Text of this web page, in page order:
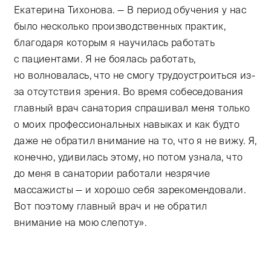
Екатерина Тихонова. — В период обучения у нас
было несколько производственных практик,
благодаря которым я научилась работать
с пациентами. Я не боялась работать,
но волновалась, что не смогу трудоустроиться из-
за отсутствия зрения. Во время собеседования
главный врач санатория спрашивал меня только
о моих профессиональных навыках и как будто
даже не обратил внимание на то, что я не вижу. Я,
конечно, удивилась этому, но потом узнала, что
до меня в санатории работали незрячие
массажисты — и хорошо себя зарекомендовали.
Вот поэтому главный врач и не обратил
внимание на мою слепоту».